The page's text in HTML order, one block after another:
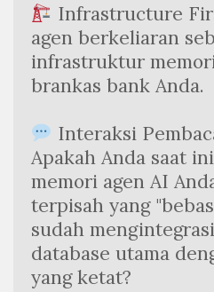
Infrastructure
agen berkeliaran
infrastruktur
brankas bank Anda.
Interaksi
Apakah Anda saat
memori agen AI
terpisah yang
sudah
database utama
yang ketat?